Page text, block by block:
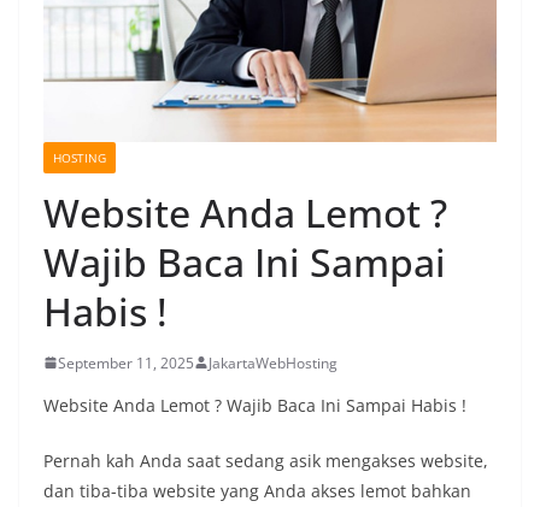
HOSTING
Website Anda Lemot ?
Wajib Baca Ini Sampai
Habis !
September 11, 2025 JakartaWebHosting
Website Anda Lemot ? Wajib Baca Ini Sampai Habis !
Pernah kah Anda saat sedang asik mengakses website,
dan tiba-tiba website yang Anda akses lemot bahkan